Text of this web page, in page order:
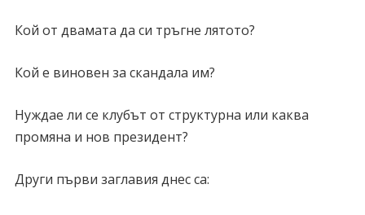
Кой от двамата да си тръгне лятото?
Кой е виновен за скандала им?
Нуждае ли се клубът от структурна или каква
промяна и нов президент?
Други първи заглавия днес са: